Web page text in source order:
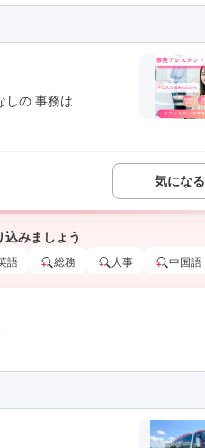
の 事務は...
気になる
込みましょう
語 総務 人事 中国語